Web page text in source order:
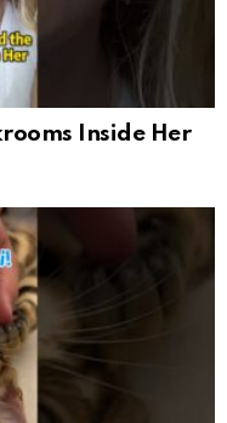
Inside Her